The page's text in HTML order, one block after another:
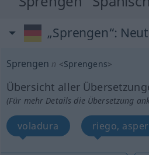
„Sprengen“:
Sprengen n <Sprengens>
Übersicht aller
(Für mehr Details die Übersetzung
voladura riego,